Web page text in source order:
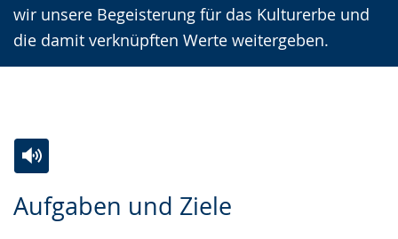
wir unsere Begeisterung für das Kulturerbe und
die damit verknüpften Werte weitergeben.
Aufgaben und Ziele
Leichten
Audio-
Video